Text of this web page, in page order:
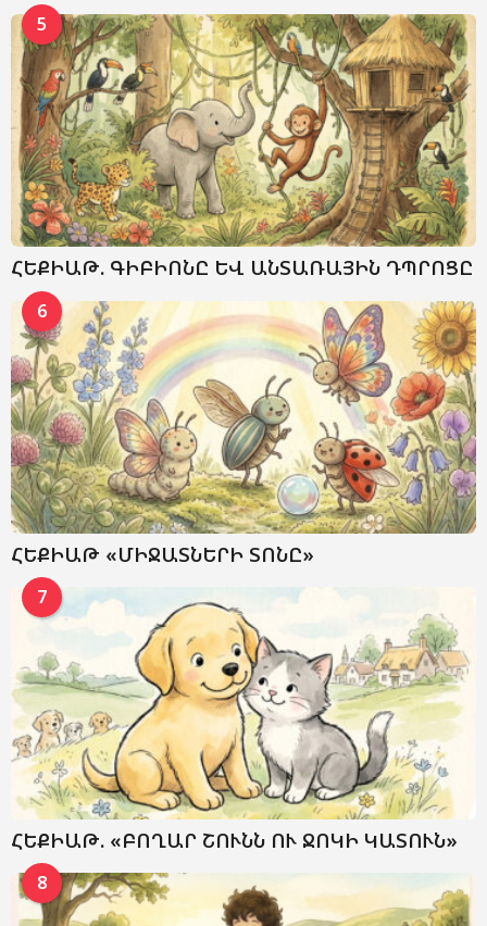
5
ՀԵՔԻԱԹ. ԳԻԲԻՈՆԸ ԵՎ ԱՆՏԱՌԱՅԻՆ ԴՊՐՈՑԸ
6
ՀԵՔԻԱԹ «ՄԻՋԱՏՆԵՐԻ ՏՈՆԸ»
7
ՀԵՔԻԱԹ. «ԲՈՂԱՐ ՇՈՒՆՆ ՈՒ ՋՈԿԻ ԿԱՏՈՒՆ»
8